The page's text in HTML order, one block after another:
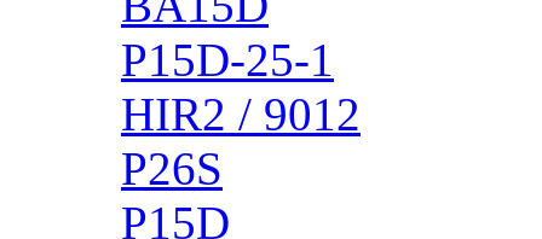
P15D-25-1
HIR2 / 9012
P26S
P15D